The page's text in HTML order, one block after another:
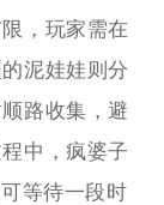
，玩家需在
泥娃娃则分
路收集，避
中，疯婆子
等待一段时